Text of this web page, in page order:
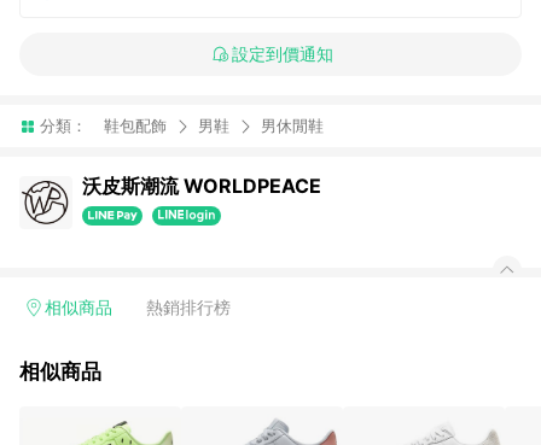
設定到價通知
分類： 鞋包配飾 男鞋 男休閒鞋
沃皮斯潮流 WORLDPEACE
相似商品 熱銷排行榜
相似商品